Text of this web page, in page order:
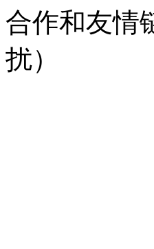
合作和友情
扰）